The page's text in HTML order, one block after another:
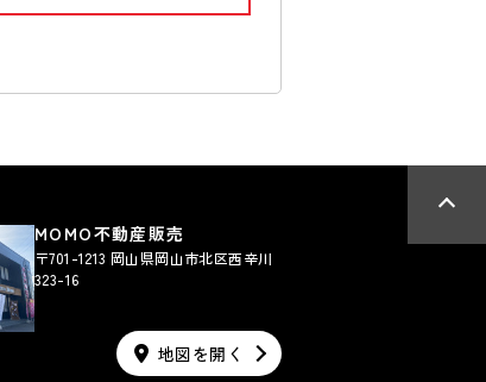
MOMO不動産販売
〒701-1213 岡山県岡山市北区西辛川
323-16
地図を開く